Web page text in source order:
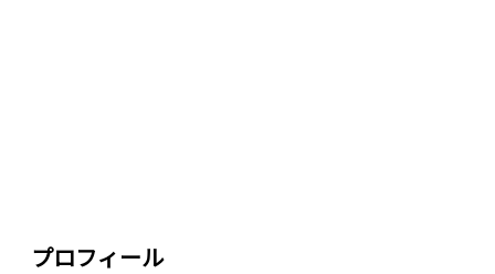
プロフィール